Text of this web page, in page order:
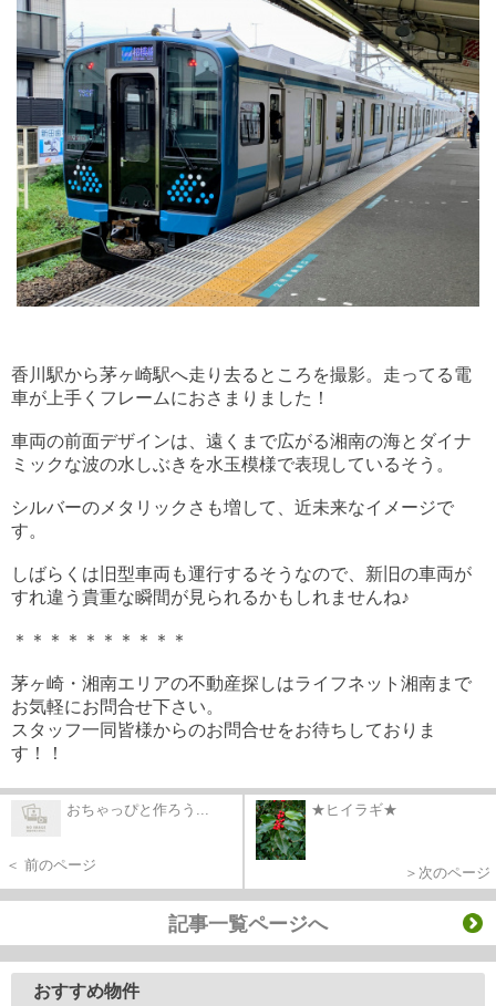
香川駅から茅ヶ崎駅へ走り去るところを撮影。走ってる電
車が上手くフレームにおさまりました！
車両の前面デザインは、遠くまで広がる湘南の海とダイナ
ミックな波の水しぶきを水玉模様で表現しているそう。
シルバーのメタリックさも増して、近未来なイメージで
す。
しばらくは旧型車両も運行するそうなので、新旧の車両が
すれ違う貴重な瞬間が見られるかもしれませんね♪
＊＊＊＊＊＊＊＊＊＊
茅ヶ崎・湘南エリアの不動産探しはライフネット湘南まで
お気軽にお問合せ下さい。
スタッフ一同皆様からのお問合せをお待ちしておりま
す！！
おちゃっぴと作ろう...
＜ 前のページ
★ヒイラギ★
＞次のページ
記事一覧ページへ
おすすめ物件